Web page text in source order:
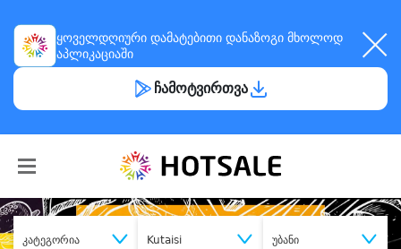
ყოველდღიური დამატებითი დანაზოგი მხოლოდ
აპლიკაციაში
ჩამოტვირთვა
კატეგორია Kutaisi უბანი